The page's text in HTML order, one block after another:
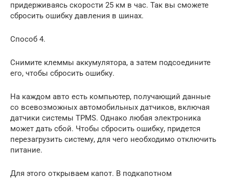
придерживаясь скорости 25 км в час. Так вы сможете
сбросить ошибку давления в шинах.
Способ 4.
Снимите клеммы аккумулятора, а затем подсоедините
его, чтобы сбросить ошибку.
На каждом авто есть компьютер, получающий данные
со всевозможных автомобильных датчиков, включая
датчики системы TPMS. Однако любая электроника
может дать сбой. Чтобы сбросить ошибку, придется
перезагрузить систему, для чего необходимо отключить
питание.
Для этого открываем капот. В подкапотном